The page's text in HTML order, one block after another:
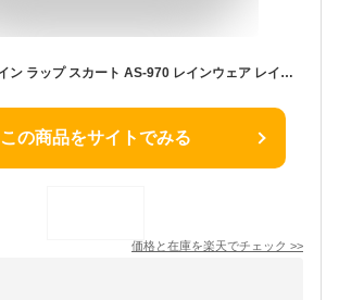
Makku マック レイン ラップ スカート AS-970 レインウェア レインコート 自転車 耐水 女性
この商品をサイトでみる
価格と在庫を楽天でチェック >>